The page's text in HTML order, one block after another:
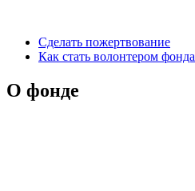
Сделать пожертвование
Как стать волонтером фонда
О фонде